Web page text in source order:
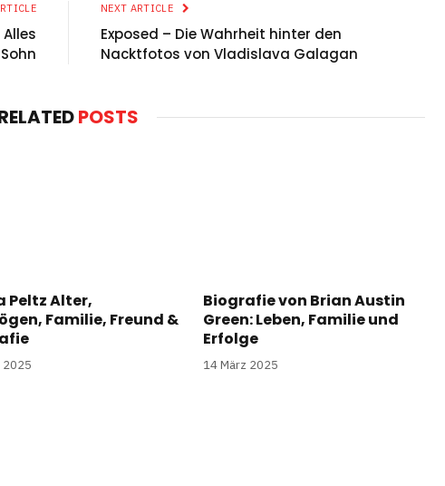
NEXT ARTICLE
Exposed – Die Wahrheit hinter den
Nacktfotos von Vladislava Galagan
POSTS
Peltz Alter,
Familie, Freund &
2025
Biografie von Brian Austin
Green: Leben, Familie und
Erfolge
14 März 2025